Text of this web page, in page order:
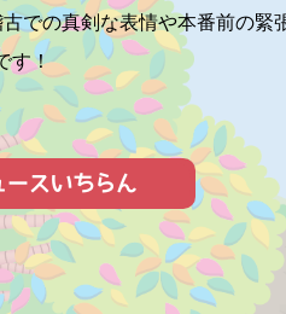
古での真剣な表情や本番前の緊
す！
ースいちらん